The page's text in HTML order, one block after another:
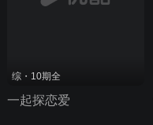
综・10期全
一起探恋爱